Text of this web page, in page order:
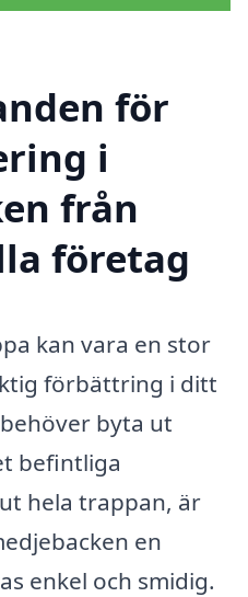
för
i
från
företag
kan vara en stor
förbättring i ditt
byta ut
befintliga
hela trappan, är
en
enkel och smidig.